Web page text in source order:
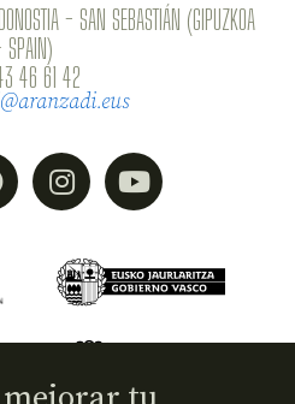
- SAN SEBASTIÁN (GIPUZKOA
· SPAIN)
46 61 42